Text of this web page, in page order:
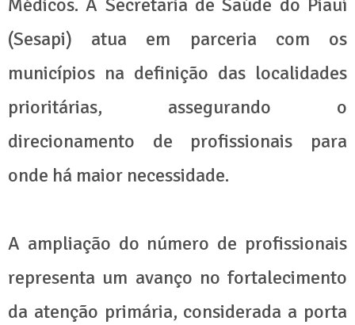
Médicos. A Secretaria de Saúde do Piauí
(Sesapi) atua em parceria com os
municípios na definição das localidades
prioritárias, assegurando o
direcionamento de profissionais para
onde há maior necessidade.
A ampliação do número de profissionais
representa um avanço no fortalecimento
da atenção primária, considerada a porta